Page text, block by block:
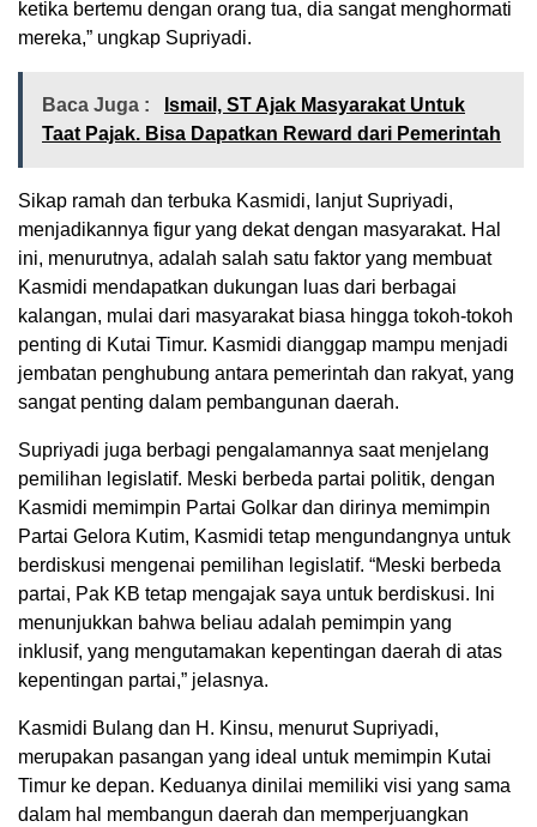
ketika bertemu dengan orang tua, dia sangat menghormati
mereka,” ungkap Supriyadi.
Baca Juga :
Ismail, ST Ajak Masyarakat Untuk
Taat Pajak. Bisa Dapatkan Reward dari Pemerintah
Sikap ramah dan terbuka Kasmidi, lanjut Supriyadi,
menjadikannya figur yang dekat dengan masyarakat. Hal
ini, menurutnya, adalah salah satu faktor yang membuat
Kasmidi mendapatkan dukungan luas dari berbagai
kalangan, mulai dari masyarakat biasa hingga tokoh-tokoh
penting di Kutai Timur. Kasmidi dianggap mampu menjadi
jembatan penghubung antara pemerintah dan rakyat, yang
sangat penting dalam pembangunan daerah.
Supriyadi juga berbagi pengalamannya saat menjelang
pemilihan legislatif. Meski berbeda partai politik, dengan
Kasmidi memimpin Partai Golkar dan dirinya memimpin
Partai Gelora Kutim, Kasmidi tetap mengundangnya untuk
berdiskusi mengenai pemilihan legislatif. “Meski berbeda
partai, Pak KB tetap mengajak saya untuk berdiskusi. Ini
menunjukkan bahwa beliau adalah pemimpin yang
inklusif, yang mengutamakan kepentingan daerah di atas
kepentingan partai,” jelasnya.
Kasmidi Bulang dan H. Kinsu, menurut Supriyadi,
merupakan pasangan yang ideal untuk memimpin Kutai
Timur ke depan. Keduanya dinilai memiliki visi yang sama
dalam hal membangun daerah dan memperjuangkan